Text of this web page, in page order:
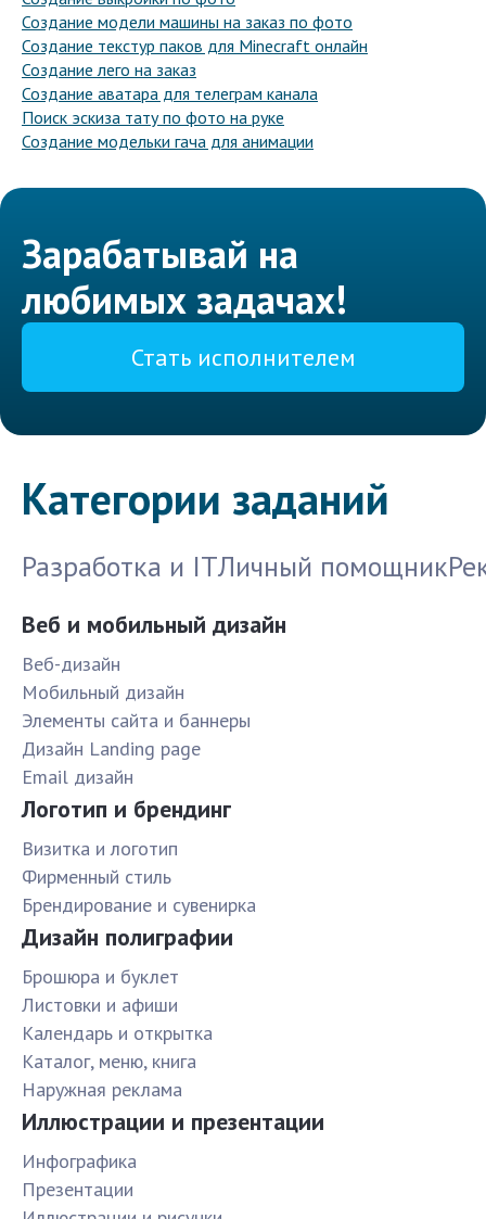
Создание модели машины на заказ по фото
Создание текстур паков для Minecraft онлайн
Создание лего на заказ
Создание аватара для телеграм канала
Поиск эскиза тату по фото на руке
Создание модельки гача для анимации
Зарабатывай на
любимых задачах!
Стать исполнителем
Категории заданий
Разработка и ITЛичный помощник
Веб и мобильный дизайн
Веб-дизайн
Мобильный дизайн
Элементы сайта и баннеры
Дизайн Landing page
Email дизайн
Логотип и брендинг
Визитка и логотип
Фирменный стиль
Брендирование и сувенирка
Дизайн полиграфии
Брошюра и буклет
Листовки и афиши
Календарь и открытка
Каталог, меню, книга
Наружная реклама
Иллюстрации и презентации
Инфографика
Презентации